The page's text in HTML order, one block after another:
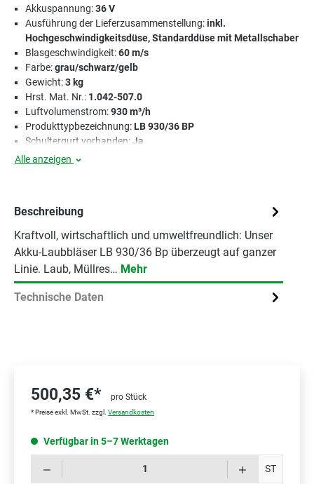
Akkuspannung:36 V
Ausführung der Lieferzusammenstellung:inkl.
Hochgeschwindigkeitsdüse, Standarddüse mit Metallschaber
Blasgeschwindigkeit:60 m/s
Farbe:grau/schwarz/gelb
Gewicht:3 kg
Hrst. Mat. Nr.: 1.042-507.0
Luftvolumenstrom:930 m³/h
Produkttypbezeichnung:LB 930/36 BP
Schultergurt vorhanden:Ja
Alle anzeigen
Beschreibung
Kraftvoll, wirtschaftlich und umweltfreundlich: Unser
Akku-Laubbläser LB 930/36 Bp überzeugt auf ganzer
Linie. Laub, Müllres… Mehr
Technische Daten
500,35 €* pro Stück
* Preise exkl. MwSt. zzgl. Versandkosten
Verfügbar in 5–7 Werktagen
ST